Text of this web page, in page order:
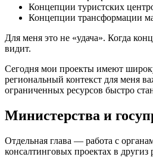
Концепции туристских
Концепции трансформации
Для меня это не «удача». Когда
видит.
Сегодня мои проекты имеют
региональный контекст для меня
ограниченных ресурсов быстро
Министерства и
Отдельная глава — работа с
консалтинговых проектах в